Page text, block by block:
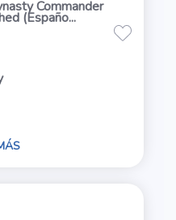
Commander
(Españo...